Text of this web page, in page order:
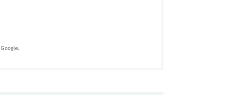
Google.